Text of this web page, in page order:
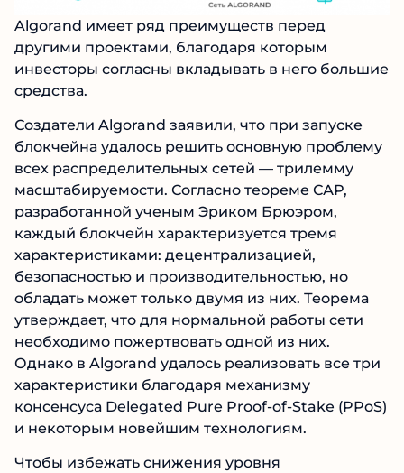
Algorand имеет ряд преимуществ перед
другими проектами, благодаря которым
инвесторы согласны вкладывать в него большие
средства.
Создатели Algorand заявили, что при запуске
блокчейна удалось решить основную проблему
всех распределительных сетей — трилемму
масштабируемости. Согласно теореме САР,
разработанной ученым Эриком Брюэром,
каждый блокчейн характеризуется тремя
характеристиками: децентрализацией,
безопасностью и производительностью, но
обладать может только двумя из них. Теорема
утверждает, что для нормальной работы сети
необходимо пожертвовать одной из них.
Однако в Algorand удалось реализовать все три
характеристики благодаря механизму
консенсуса Delegated Pure Proof-of-Stake (PPoS)
и некоторым новейшим технологиям.
Чтобы избежать снижения уровня